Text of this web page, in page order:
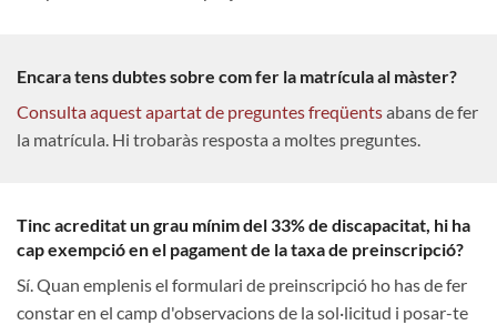
Encara tens dubtes sobre com fer la matrícula al màster?
Consulta aquest apartat de preguntes freqüentsabans de fer
la matrícula. Hi trobaràs resposta a moltes preguntes.
Tinc acreditat un grau mínim del 33% de discapacitat, hi ha
cap exempció en el pagament de la taxa de preinscripció?
Sí. Quan emplenis el formulari de preinscripció ho has de fer
constar en el camp d'observacions de la sol·licitud i posar-te